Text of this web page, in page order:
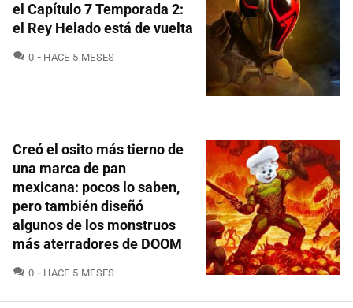
el Capítulo 7 Temporada 2:
el Rey Helado está de vuelta
0 COMENTARIOS
HACE 5 MESES
Creó el osito más tierno de
una marca de pan
mexicana: pocos lo saben,
pero también diseñó
algunos de los monstruos
más aterradores de DOOM
0 COMENTARIOS
HACE 5 MESES